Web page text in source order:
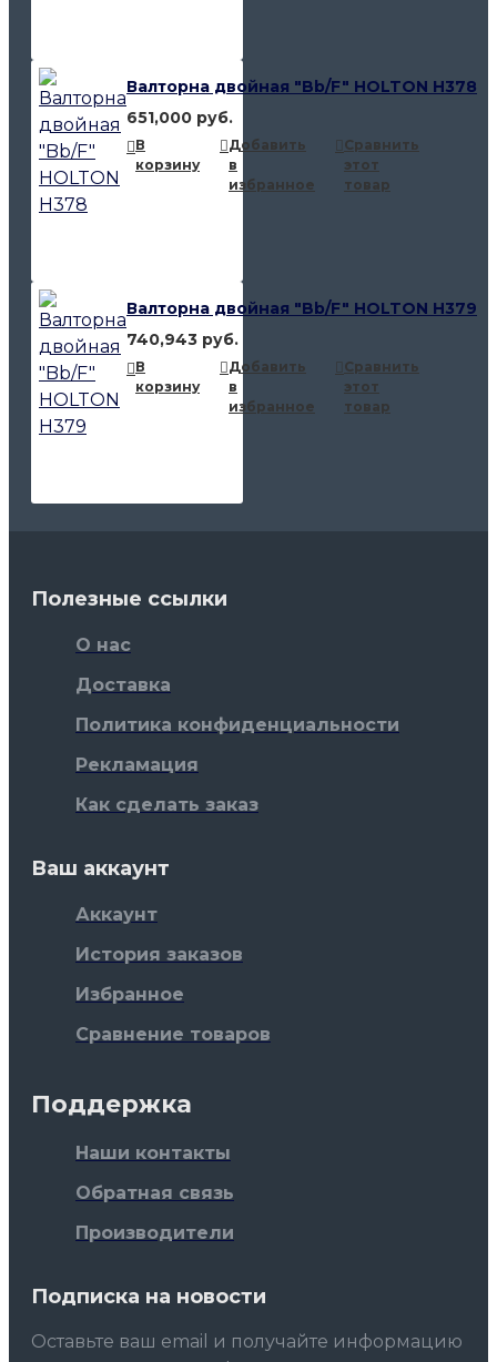
Валторна двойная "Bb/F" HOLTON H378
651,000 руб.
В
корзину
Добавить
в
избранное
Сравнить
этот
товар
Валторна двойная "Bb/F" HOLTON H379
740,943 руб.
В
корзину
Добавить
в
избранное
Сравнить
этот
товар
Полезные ссылки
О нас
Доставка
Политика конфиденциальности
Рекламация
Как сделать заказ
Ваш аккаунт
Аккаунт
История заказов
Избранное
Сравнение товаров
Поддержка
Наши контакты
Обратная связь
Производители
Подписка на новости
Оставьте ваш email и получайте информацию